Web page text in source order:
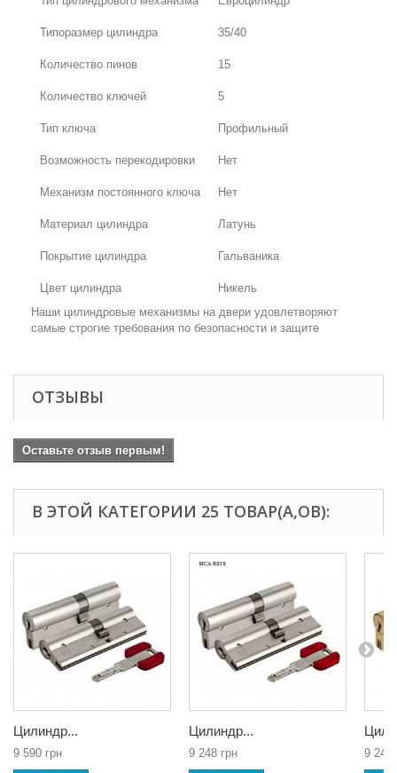
Типоразмер цилиндра 35/40
Количество пинов 15
Количество ключей 5
Тип ключа Профильный
Возможность перекодировки Нет
Механизм постоянного ключа Нет
Материал цилиндра Латунь
Покрытие цилиндра Гальваника
Цвет цилиндра
Никель
Наши цилиндровые механизмы на двери удовлетворяют
самые строгие требования по безопасности и защите
ОТЗЫВЫ
Оставьте отзыв первым!
В ЭТОЙ КАТЕГОРИИ 25 ТОВАР(А,ОВ):
Цилиндр...
9 590 грн
Цилиндр...
9 248 грн 9 248